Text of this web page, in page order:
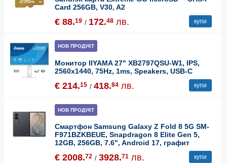
Card 256GB, V30, A2
€ 88.19 / 172.48 лв. купи
НОВ ПРОДУКТ
Монитор IIYAMA 27" XB2797QSU-W1, IPS,
2560x1440, 75Hz, 1ms, Speakers, USB-C
€ 214.15 / 418.84 лв. купи
НОВ ПРОДУКТ
Смартфон Samsung Galaxy Z Fold 8 5G SM-
F971BZKBEUE, Snapdragon 8 Elite Gen 5,
12GB, 256GB, 7.6", Android 17, графит
€ 2008.72 / 3928.71 лв. купи